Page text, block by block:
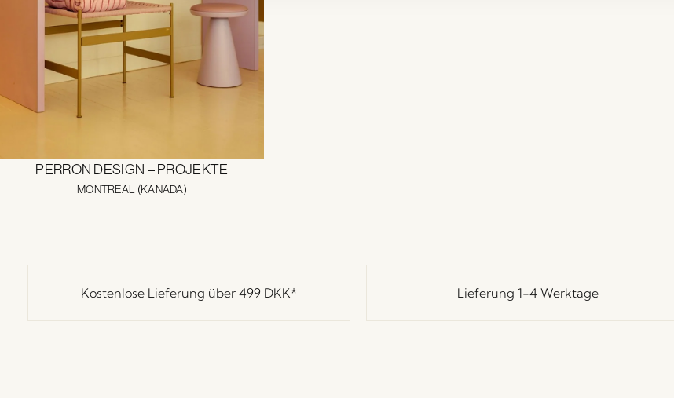
PERRON DESIGN – PROJEKTE
MONTREAL (KANADA)
Kostenlose Lieferung über499 DKK* Lieferung 1-4 Werktage